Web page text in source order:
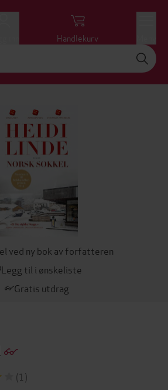
Handlekurv
ved ny bok av forfatteren
Legg til i ønskeliste
Gratis utdrag
(1)